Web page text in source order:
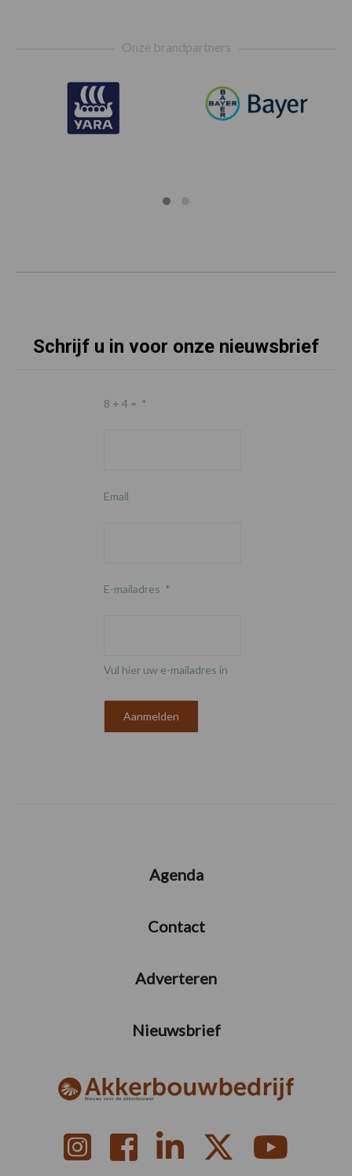
Onze brandpartners
Schrijf u in voor onze nieuwsbrief
8 + 4 = *
Email
E-mailadres *
Vul hier uw e-mailadres in
Agenda
Contact
Adverteren
Nieuwsbrief